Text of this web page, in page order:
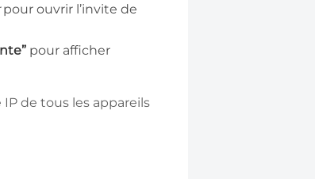
pour ouvrir l’invite de
pour afficher
IP de tous les appareils